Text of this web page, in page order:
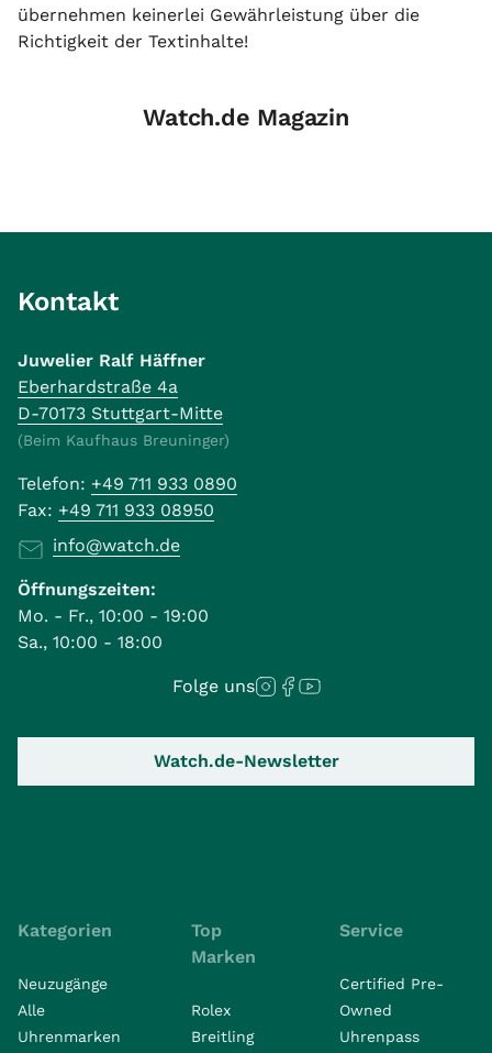
übernehmen keinerlei Gewährleistung über die
Richtigkeit der Textinhalte!
Watch.de Magazin
Kontakt
Juwelier Ralf Häffner
Eberhardstraße 4a
D-70173 Stuttgart-Mitte
(Beim Kaufhaus Breuninger)
Telefon: +49 711 933 0890
Fax: +49 711 933 08950
info@watch.de
Öffnungszeiten:
Mo. - Fr., 10:00 - 19:00
Sa., 10:00 - 18:00
Folge uns
Watch.de-Newsletter
Kategorien
Neuzugänge
Alle
Uhrenmarken
Top
Marken
Rolex
Breitling
Service
Certified Pre-
Owned
Uhrenpass